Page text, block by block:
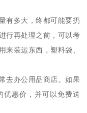
有多大，终都可能要扔
行再处理之前，可以考
来装运东西，塑料袋、
去办公用品商店。如果
优惠价，并可以免费送